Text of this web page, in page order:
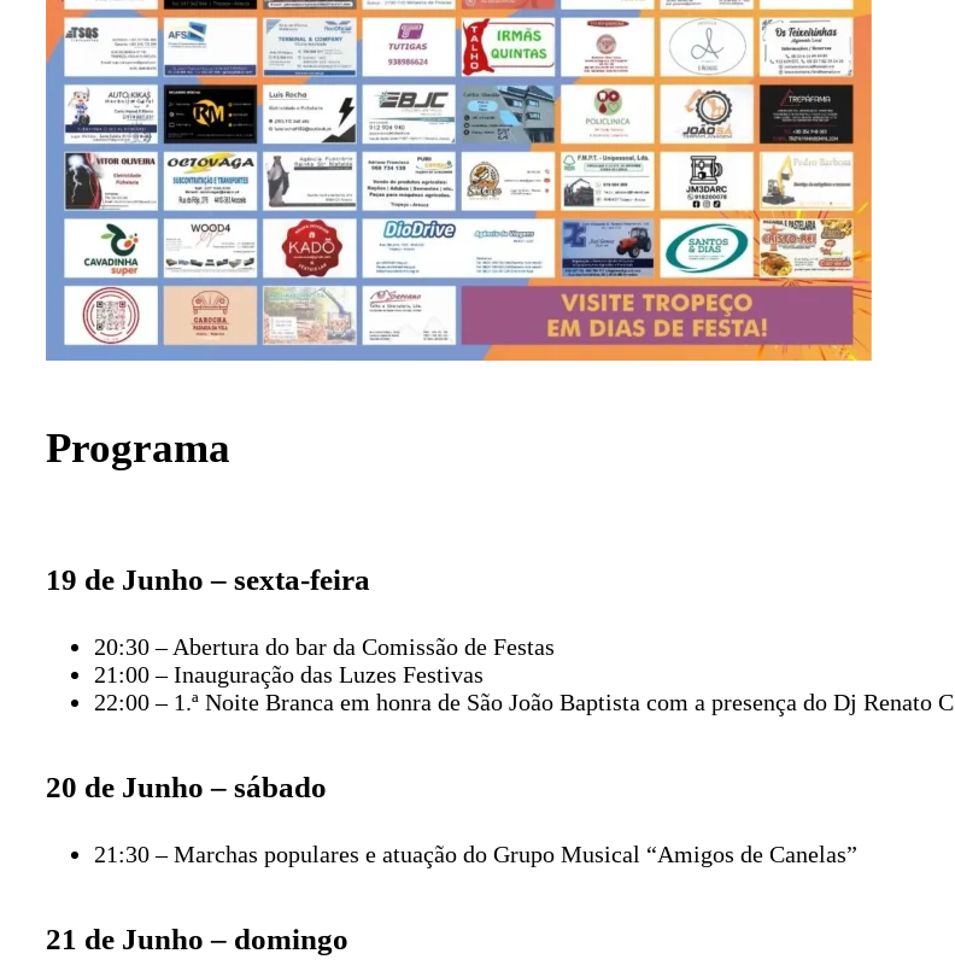
Programa
19 de Junho – sexta-feira
20:30 – Abertura do bar da Comissão de Festas
21:00 – Inauguração das Luzes Festivas
22:00 – 1.ª Noite Branca em honra de São João Baptista com a presença do Dj Renato C
20 de Junho – sábado
21:30 – Marchas populares e atuação do Grupo Musical “Amigos de Canelas”
21 de Junho – domingo